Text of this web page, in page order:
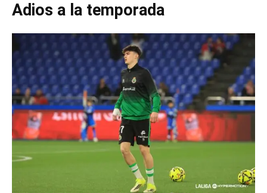
Adios a la temporada